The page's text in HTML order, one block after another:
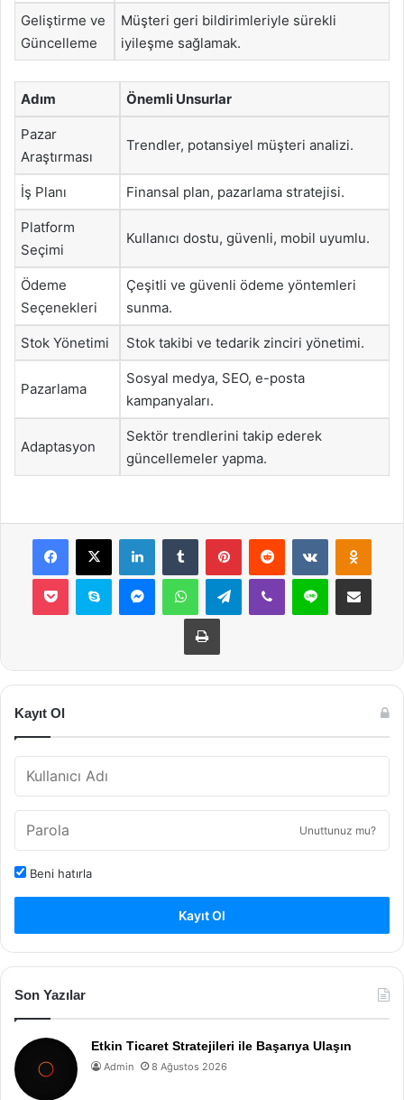
Geliştirme ve
Güncelleme
Müşteri geri bildirimleriyle sürekli
iyileşme sağlamak.
Adım Önemli Unsurlar
Pazar
Araştırması
Trendler, potansiyel müşteri analizi.
İş Planı Finansal plan, pazarlama stratejisi.
Platform
Seçimi
Kullanıcı dostu, güvenli, mobil uyumlu.
Ödeme
Seçenekleri
Çeşitli ve güvenli ödeme yöntemleri
sunma.
Stok Yönetimi Stok takibi ve tedarik zinciri yönetimi.
Pazarlama
Sosyal medya, SEO, e-posta
kampanyaları.
Adaptasyon
Sektör trendlerini takip ederek
güncellemeler yapma.
Facebook
X LinkedInTumblr PinterestReddit VKontakte
Pocket Skype MessengerWhatsAppTelegramViber Line E-Posta ile
Yazdır
Kayıt Ol
Unuttunuz mu?
Beni hatırla
Kayıt Ol
Son Yazılar
Etkin Ticaret Stratejileri ile Başarıya Ulaşın
Admin 8 Ağustos 2026